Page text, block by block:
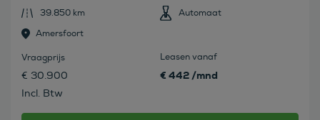
39.850 km
Automaat
Amersfoort
Vraagprijs
€ 30.900
Incl. Btw
Leasen vanaf
€ 442 /mnd